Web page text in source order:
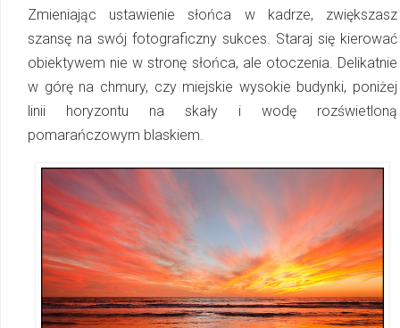
Zmieniając ustawienie słońca w kadrze, zwiększasz
szansę na swój fotograficzny sukces. Staraj się kierować
obiektywem nie w stronę słońca, ale otoczenia. Delikatnie
w górę na chmury, czy miejskie wysokie budynki, poniżej
linii horyzontu na skały i wodę rozświetloną
pomarańczowym blaskiem.